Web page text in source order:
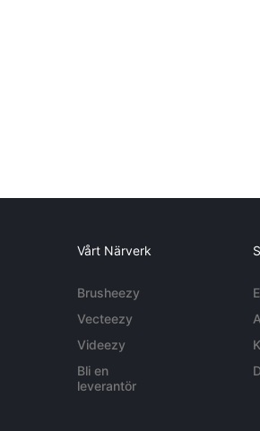
Vårt Närverk
Brusheezy
Vecteezy
Videezy
Bli en
leverantör